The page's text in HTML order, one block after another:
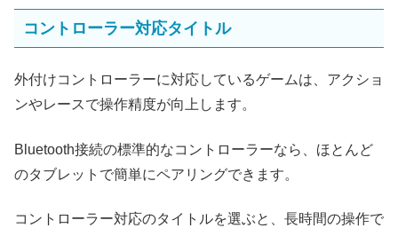
コントローラー対応タイトル
外付けコントローラーに対応しているゲームは、アクショ
ンやレースで操作精度が向上します。
Bluetooth接続の標準的なコントローラーなら、ほとんど
のタブレットで簡単にペアリングできます。
コントローラー対応のタイトルを選ぶと、長時間の操作で